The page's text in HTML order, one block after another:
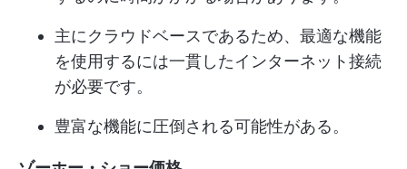
主にクラウドベースであるため、最適な機能
を使用するには一貫したインターネット接続
が必要です。
豊富な機能に圧倒される可能性がある。